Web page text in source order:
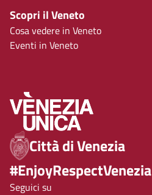
Scopri il Veneto
Cosa vedere in Veneto
Eventi in Veneto
Città di Venezia
#EnjoyRespectVenezia
Seguici su